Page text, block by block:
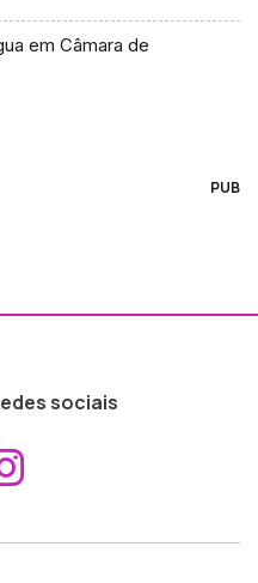
em Câmara de
PUB
sociais
ao